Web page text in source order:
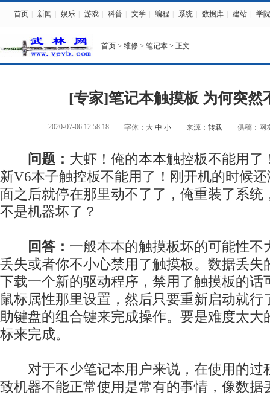
首页 新闻 娱乐 游戏 科普 文学 编程 系统 数据库 建站 学院
首页 > 维修 > 笔记本 > 正文
[专家]笔记本触摸板 为何突然
2020-07-06 12:58:18 字体： 大 中 小 来源： 转载 供稿：网
问题： 大虾！俺的本本触控板不能用了
新V6本子触控板不能用了！刚开机的时候
面之后就停在那里动不了了，俺重装了系统
不是机器坏了？
回答： 一般本本的触摸板坏的可能性不
丢失或者你不小心禁用了触摸板。数据丢失
下载一个新的驱动程序，禁用了触摸板的话
鼠标属性那里设置，然后只要重新启动就行
助键盘的组合键来完成操作。要是难度太大
标来完成。
对于不少笔记本用户来说，在使用的过
致机器不能正常使用是常有的事情，像数据